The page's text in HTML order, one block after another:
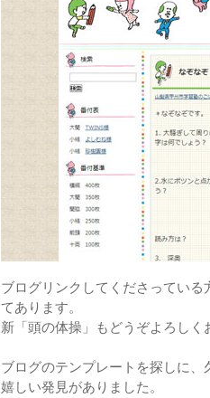
ブログリンクしてくださってい
てあります。
新「頭の体操」もどうぞよろしく
ブログのテンプレートを探しに、
嬉しい発見がありました。